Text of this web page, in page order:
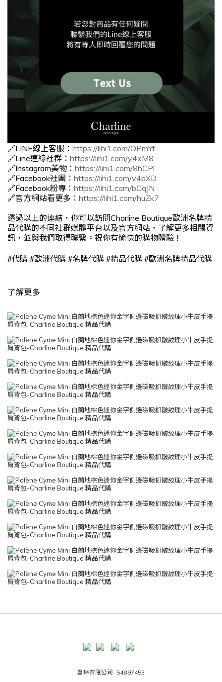
🔗LINE線上客服： https://lihi1.com/OPmYt
🔗Line連線社群： https://lihi1.com/y4xM8
🔗Instagram美物： https://lihi1.com/8hCPl
🔗Facebook社團： https://lihi1.com/v4bXD
🔗Facebook粉專： https://lihi1.com/bCqJN
🔗官方網站看更多： https://lihi1.com/huZk7
透過以上的連結，你可以訪問Charline Boutique歐洲名牌精
品代購的不同社群媒體平台以及官方網站，了解更多相關資
訊，並與我們取得聯繫。祝你有愉快的購物體驗！
#代購 #歐洲代購 #名牌代購 #精品代購 #歐洲名牌精品代購
了解更多
夏琳有限公司 54897453